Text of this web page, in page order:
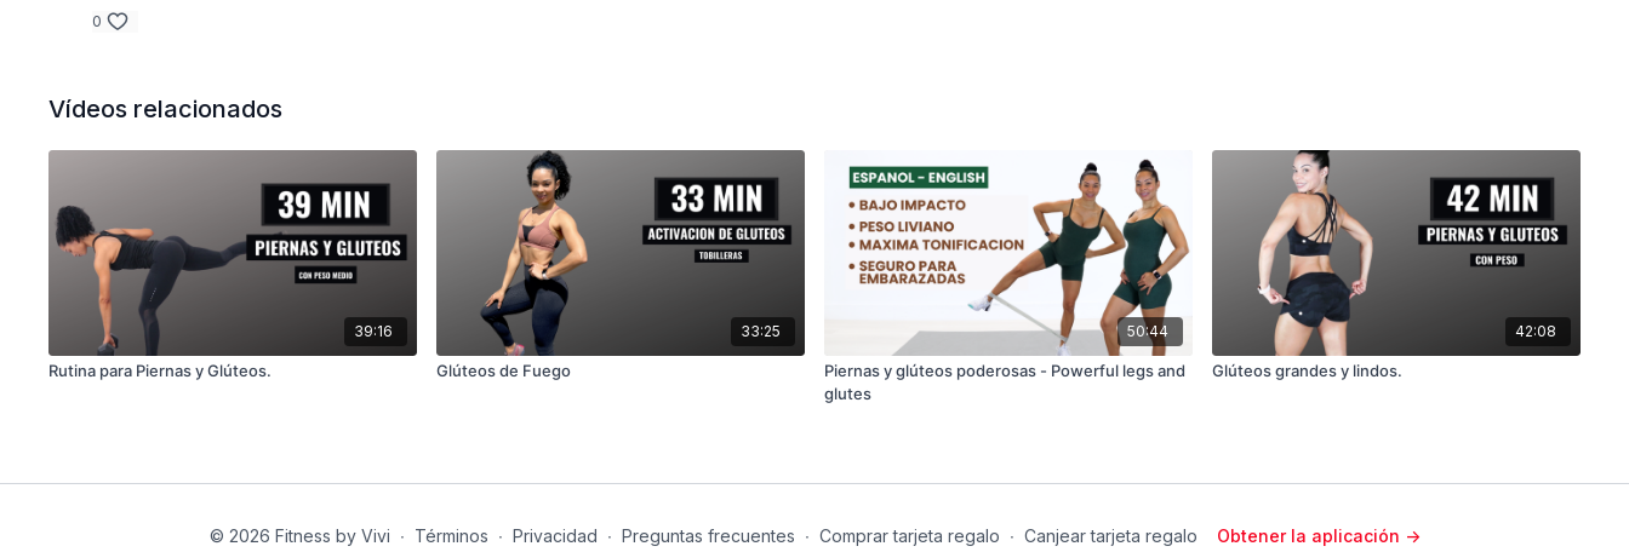
0
Vídeos relacionados
39:16
Rutina para Piernas y Glúteos.
33:25
Glúteos de Fuego
50:44
Piernas y glúteos poderosas - Powerful legs and
glutes
42:08
Glúteos grandes y lindos.
© 2026 Fitness by Vivi ∙ Términos ∙ Privacidad ∙ Preguntas frecuentes ∙ Comprar tarjeta regalo ∙ Canjear tarjeta regalo Obtener la aplicación ->